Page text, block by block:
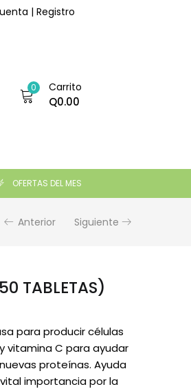
| Registro
0 Carrito
Q0.00
OFERTAS DEL MES
Anterior Siguiente
TABLETAS)
para producir células
vitamina C para ayudar
proteínas. Ayuda
importancia por la